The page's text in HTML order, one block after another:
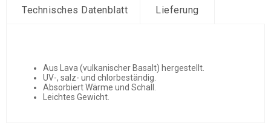
Technisches Datenblatt Lieferung
Aus Lava (vulkanischer Basalt) hergestellt.
UV-, salz- und chlorbeständig.
Absorbiert Wärme und Schall.
Leichtes Gewicht.